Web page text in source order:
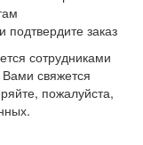
подтвердите заказ
сотрудниками
свяжется
пожалуйста,